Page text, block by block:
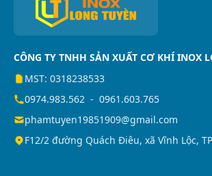
CÔNG TY TNHH SẢN XUẤT CƠ KHÍ INOX
MST: 0318238533
0974.983.562 - 0961.603.765
phamtuyen19851909@gmail.com
F12/2 đường Quách Điêu, xã Vĩnh Lộc,